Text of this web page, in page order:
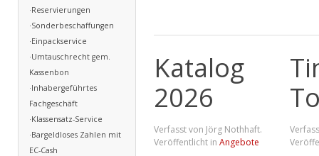
Katalog
2026
Verfasst von Jörg Nothhaft.
Veröffentlicht in Angebote
·Reservierungen
·Sonderbeschaffungen
·Einpackservice
·Umtauschrecht gem.
Kassenbon
·Inhabergeführtes
Fachgeschäft
·Klassensatz-Service
·Bargeldloses Zahlen mit
EC-Cash